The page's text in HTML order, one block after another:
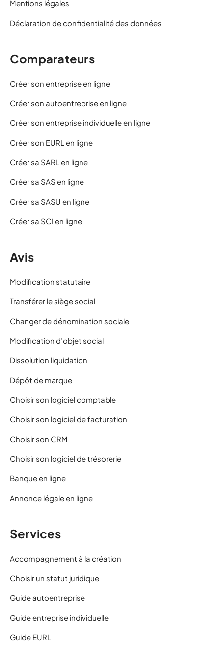
Mentions légales
Déclaration de confidentialité des données
Comparateurs
Créer son entreprise en ligne
Créer son autoentreprise en ligne
Créer son entreprise individuelle en ligne
Créer son EURL en ligne
Créer sa SARL en ligne
Créer sa SAS en ligne
Créer sa SASU en ligne
Créer sa SCI en ligne
Avis
Modification statutaire
Transférer le siège social
Changer de dénomination sociale
Modification d’objet social
Dissolution liquidation
Dépôt de marque
Choisir son logiciel comptable
Choisir son logiciel de facturation
Choisir son CRM
Choisir son logiciel de trésorerie
Banque en ligne
Annonce légale en ligne
Services
Accompagnement à la création
Choisir un statut juridique
Guide autoentreprise
Guide entreprise individuelle
Guide EURL